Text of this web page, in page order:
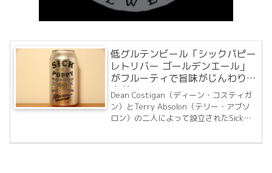
低グルテンビール「シックパピー
レトリバー ゴールデンエール」
がフルーティで旨味がじんわりと
広がる！
Dean Costigan（ディーン・コスティガ
ン）とTerry Absolon（テリー・アブソ
ロン）の二人によって設立されたSick
リー）ディーンはAll-Grain（オールグレ